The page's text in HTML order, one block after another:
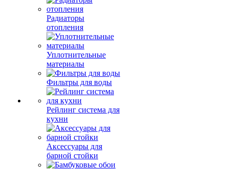
Радиаторы
отопления
Уплотнительные
материалы
Фильтры для воды
Рейлинг система для
кухни
Аксессуары для
барной стойки